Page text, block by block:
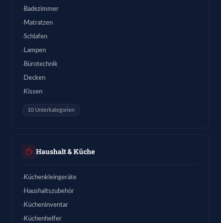
Badezimmer
Matratzen
Schlafen
Lampen
Bürotechnik
Decken
Kissen
10 Unterkategorien
Haushalt & Küche
Küchenkleingeräte
Haushaltszubehör
Kücheninventar
Küchenhelfer